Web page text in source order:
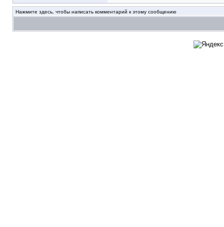
Нажмите здесь, чтобы написать комментарий к этому сообщению